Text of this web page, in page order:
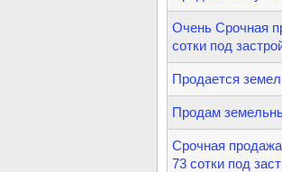
Очень Срочная
сотки под
Продается
Продам
Срочная
73 сотки под